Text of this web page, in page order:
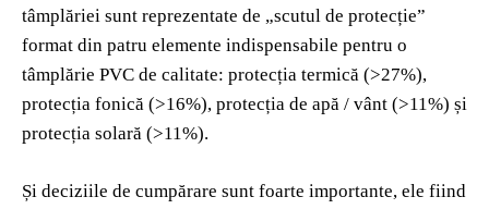
tâmplăriei sunt reprezentate de „scutul de protecție”
format din patru elemente indispensabile pentru o
tâmplărie PVC de calitate: protecția termică (>27%),
protecția fonică (>16%), protecția de apă / vânt (>11%) și
protecția solară (>11%).
Și deciziile de cumpărare sunt foarte importante, ele fiind